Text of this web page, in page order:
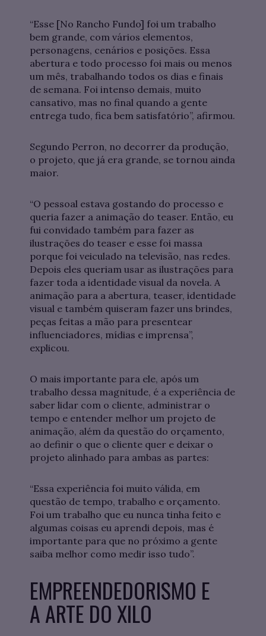
“Esse [No Rancho Fundo] foi um trabalho
bem grande, com vários elementos,
personagens, cenários e posições. Essa
abertura e todo processo foi mais ou menos
um mês, trabalhando todos os dias e finais
de semana. Foi intenso demais, muito
cansativo, mas no final quando a gente
entrega tudo, fica bem satisfatório”, afirmou.
Segundo Perron, no decorrer da produção,
o projeto, que já era grande, se tornou ainda
maior.
“O pessoal estava gostando do processo e
queria fazer a animação do teaser. Então, eu
fui convidado também para fazer as
ilustrações do teaser e esse foi massa
porque foi veiculado na televisão, nas redes.
Depois eles queriam usar as ilustrações para
fazer toda a identidade visual da novela. A
animação para a abertura, teaser, identidade
visual e também quiseram fazer uns brindes,
peças feitas a mão para presentear
influenciadores, mídias e imprensa”,
explicou.
O mais importante para ele, após um
trabalho dessa magnitude, é a experiência de
saber lidar com o cliente, administrar o
tempo e entender melhor um projeto de
animação, além da questão do orçamento,
ao definir o que o cliente quer e deixar o
projeto alinhado para ambas as partes:
“Essa experiência foi muito válida, em
questão de tempo, trabalho e orçamento.
Foi um trabalho que eu nunca tinha feito e
algumas coisas eu aprendi depois, mas é
importante para que no próximo a gente
saiba melhor como medir isso tudo”.
EMPREENDEDORISMO E
A ARTE DO XILO